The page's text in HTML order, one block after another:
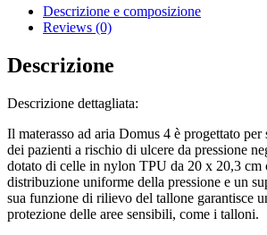
Descrizione e composizione
Reviews (0)
Descrizione
Descrizione dettagliata:
Il materasso ad aria Domus 4 è progettato per
dei pazienti a rischio di ulcere da pressione
dotato di celle in nylon TPU da 20 x 20,3 cm
distribuzione uniforme della pressione e un
sua funzione di rilievo del tallone garantisce
protezione delle aree sensibili, come i talloni.